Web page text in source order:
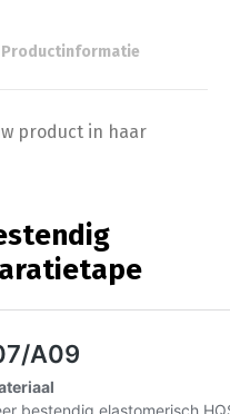
Productinformatie
product in haar